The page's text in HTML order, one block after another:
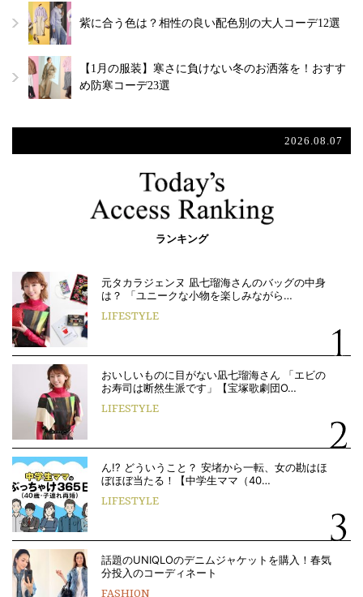
紫に合う色は？相性の良い配色別の大人コーデ12選
【1月の服装】寒さに負けない冬のお洒落を！おすす
め防寒コーデ23選
2026.08.07
ランキング
元タカラジェンヌ 凪七瑠海さんのバッグの中身
は？ 「ユニークな小物を楽しみながら…
LIFESTYLE
おいしいものに目がない凪七瑠海さん 「エビの
お寿司は断然生派です」【宝塚歌劇団O…
LIFESTYLE
ん!? どういうこと？ 安堵から一転、女の勘はほ
ぼほぼ当たる！【中学生ママ（40…
LIFESTYLE
話題のUNIQLOのデニムジャケットを購入！春気
分投入のコーディネート
FASHION